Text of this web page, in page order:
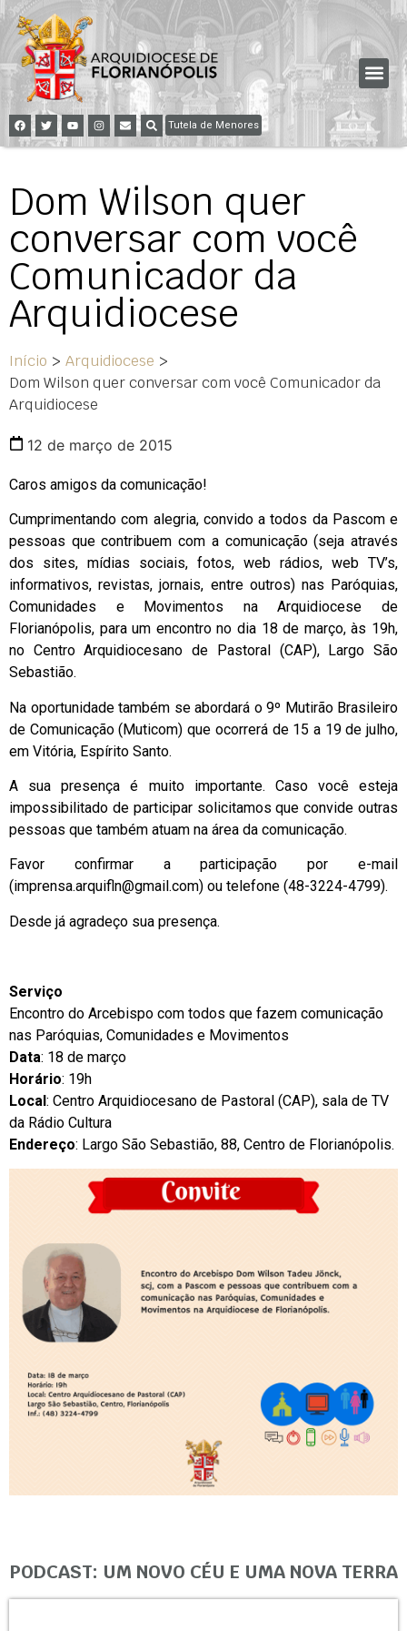
Tutela de Menores
Dom Wilson quer
conversar com você
Comunicador da
Arquidiocese
Início > Arquidiocese >
Dom Wilson quer conversar com você Comunicador da
Arquidiocese
12 de março de 2015
Caros amigos da comunicação!
Cumprimentando com alegria, convido a todos da Pascom e
pessoas que contribuem com a comunicação (seja através
dos sites, mídias sociais, fotos, web rádios, web TV’s,
informativos, revistas, jornais, entre outros) nas Paróquias,
Comunidades e Movimentos na Arquidiocese de
Florianópolis, para um encontro no dia 18 de março, às 19h,
no Centro Arquidiocesano de Pastoral (CAP), Largo São
Sebastião.
Na oportunidade também se abordará o 9º Mutirão Brasileiro
de Comunicação (Muticom) que ocorrerá de 15 a 19 de julho,
em Vitória, Espírito Santo.
A sua presença é muito importante. Caso você esteja
impossibilitado de participar solicitamos que convide outras
pessoas que também atuam na área da comunicação.
Favor confirmar a participação por e-mail
(imprensa.arquifln@gmail.com) ou telefone (48-3224-4799).
Desde já agradeço sua presença.
Serviço
Encontro do Arcebispo com todos que fazem comunicação
nas Paróquias, Comunidades e Movimentos
Data: 18 de março
Horário: 19h
Local: Centro Arquidiocesano de Pastoral (CAP), sala de TV
da Rádio Cultura
Endereço: Largo São Sebastião, 88, Centro de Florianópolis.
PODCAST: UM NOVO CÉU E UMA NOVA TERRA